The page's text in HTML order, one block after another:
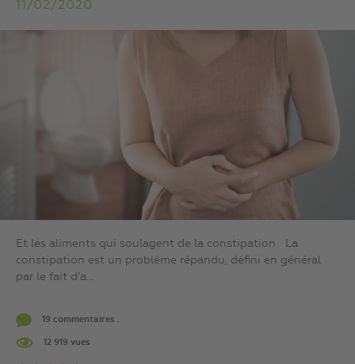
11/02/2020
Et les aliments qui soulagent de la constipation La
constipation est un problème répandu, défini en général
par le fait d’a...
19 commentaires .
12 919 vues